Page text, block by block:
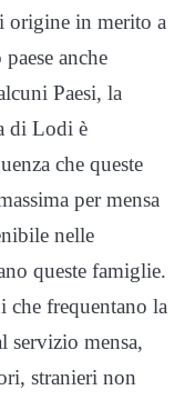
origine in merito a
anche
Paesi, la
di Lodi è
che queste
per mensa
nelle
queste famiglie.
che frequentano la
servizio mensa,
stranieri non